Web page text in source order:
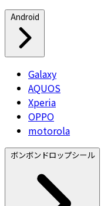
Android
Galaxy
AQUOS
Xperia
OPPO
motorola
ボンボンドロップシール